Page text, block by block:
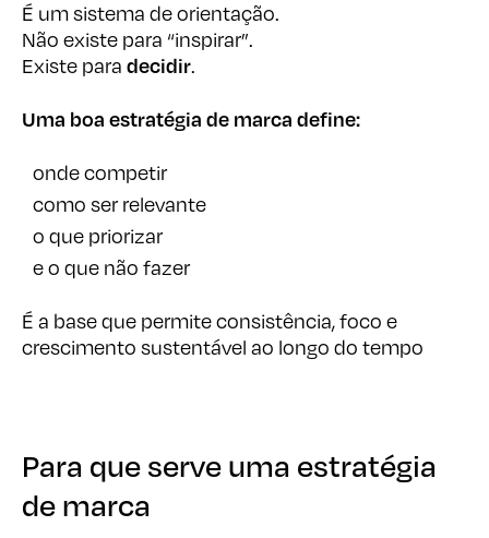
É um sistema de orientação.
Não existe para “inspirar”.
Existe para decidir.
Uma boa estratégia de marca define:
onde competir
como ser relevante
o que priorizar
e o que não fazer
É a base que permite consistência, foco e
crescimento sustentável ao longo do tempo
Para que serve uma estratégia
Para que serve uma estratégia
de marca
de marca